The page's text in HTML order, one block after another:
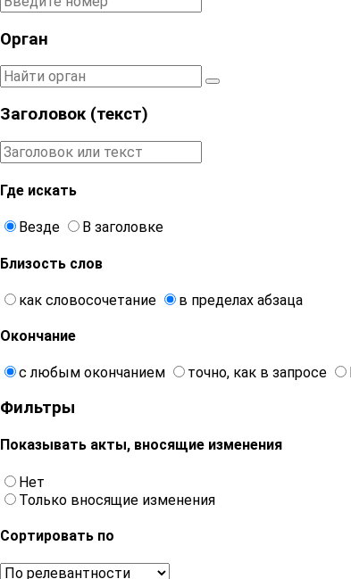
Орган
Заголовок (текст)
Где искать
Везде В заголовке
Близость слов
как словосочетание в пределах абзаца
Окончание
с любым окончанием точно, как в запросе
Фильтры
Показывать акты, вносящие изменения
Нет
Только вносящие изменения
Сортировать по